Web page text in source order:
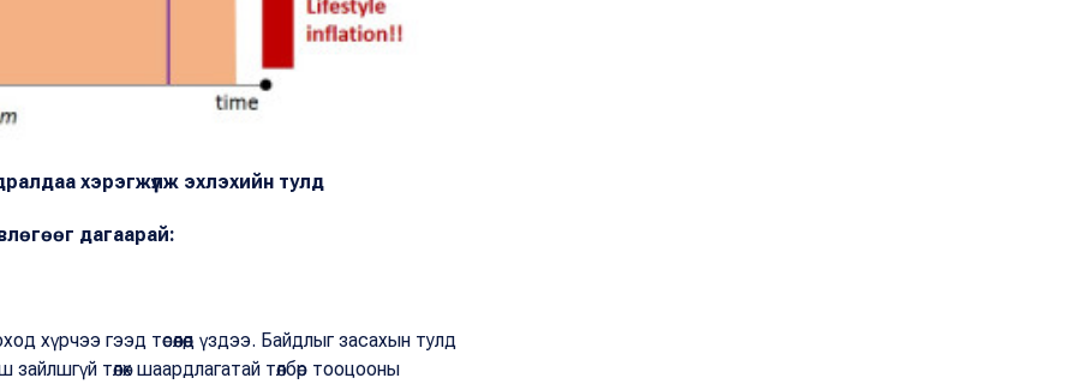
хэрэгжүүлж эхлэхийн тулд
дагаарай:
хүрчээ гээд төсөөлөөд үздээ. Байдлыг засахын тулд
төлөх шаардлагатай төлбөр тооцооны